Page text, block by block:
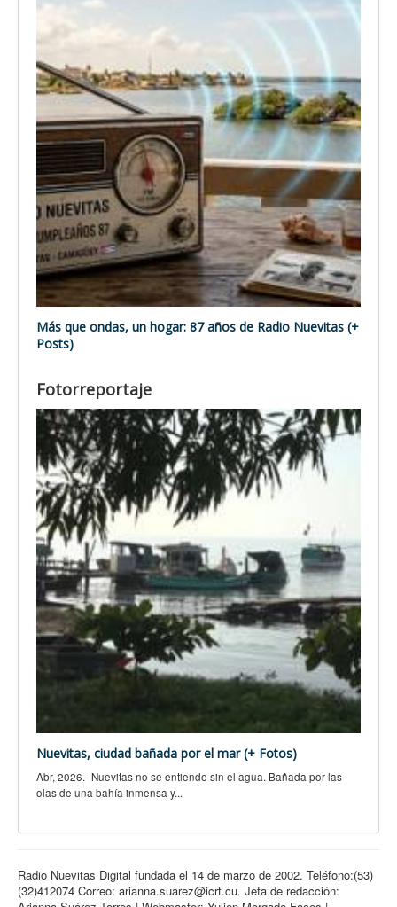
Más que ondas, un hogar: 87 años de Radio Nuevitas (+
Posts)
Fotorreportaje
Nuevitas, ciudad bañada por el mar (+ Fotos)
Abr, 2026.- Nuevitas no se entiende sin el agua. Bañada por las
olas de una bahía inmensa y...
Radio Nuevitas Digital fundada el 14 de marzo de 2002. Teléfono:(53)
(32)412074 Correo: arianna.suarez@icrt.cu. Jefa de redacción: